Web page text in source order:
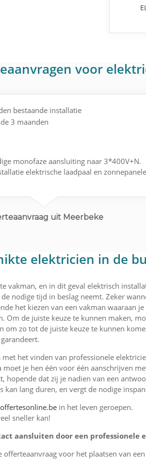
voor
bestaande installatie
3 maanden
monofaze aansluiting naar 3*400V+N.
elektrische laadpaal en
uit Meerbeke
elektricien in de
vakman, en in dit geval elektrisch
nodige tijd in beslag neemt. Zeker
het kiezen van een vakman waaraan
Om de juiste keuze te kunnen maken,
om zo tot de juiste keuze te kunnen
het vinden van professionele
moet je hen één voor één aanschrijven
hopende dat zij je nadien van een
kan lang duren, en vergt de nodige
in het leven geroepen.
sneller kan!
aansluiten door een professionele
voor het plaatsen van